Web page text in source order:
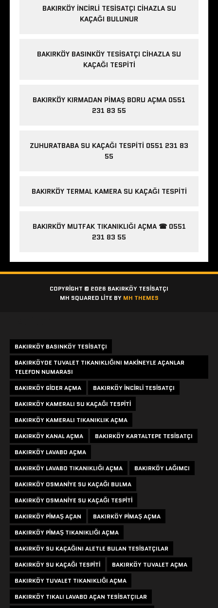
BAKIRKÖY İNCIRLI TESISATÇI CIHAZLA SU
KAÇAĞI BULUNUR
BAKIRKÖY BASINKÖY TESISATÇI CIHAZLA SU
KAÇAĞI TESPITI
BAKIRKÖY KIRMADAN PIMAŞ BORU AÇMA 0551
231 83 55
ZUHURATBABA SU KAÇAĞI TESPITI 0551 231 83
55
BAKIRKÖY TERMAL KAMERA SU KAÇAĞI TESPITI
BAKIRKÖY MUTFAK TIKANIKLIĞI AÇMA ☎ 0551
231 83 55
COPYRIGHT © 2026 BAKIRKÖY TESISATÇI
MH SQUARED LITE BY MH THEMES
BAKIRKÖY BASINKÖY TESISATÇI
BAKIRKÖYDE TUVALET TIKANIKLIĞINI MAKINEYLE AÇANLAR
TELEFON NUMARASI
BAKIRKÖY GIDER AÇMA
BAKIRKÖY INCIRLI TESISATÇI
BAKIRKÖY KAMERALI SU KAÇAĞI TESPITI
BAKIRKÖY KAMERALI TIKANIKLIK AÇMA
BAKIRKÖY KANAL AÇMA
BAKIRKÖY KARTALTEPE TESISATÇI
BAKIRKÖY LAVABO AÇMA
BAKIRKÖY LAVABO TIKANIKLIĞI AÇMA
BAKIRKÖY LAĞIMCI
BAKIRKÖY OSMANIYE SU KAÇAĞI BULMA
BAKIRKÖY OSMANIYE SU KAÇAĞI TESPITI
BAKIRKÖY PIMAŞ AÇAN
BAKIRKÖY PIMAŞ AÇMA
BAKIRKÖY PIMAŞ TIKANIKLIĞI AÇMA
BAKIRKÖY SU KAÇAĞINI ALETLE BULAN TESISATÇILAR
BAKIRKÖY SU KAÇAĞI TESPITI
BAKIRKÖY TUVALET AÇMA
BAKIRKÖY TUVALET TIKANIKLIĞI AÇMA
BAKIRKÖY TIKALI LAVABO AÇAN TESISATÇILAR